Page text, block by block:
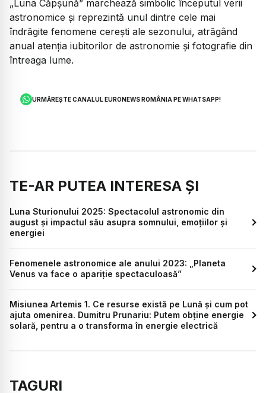
„Luna Căpșună” marchează simbolic începutul verii
astronomice și reprezintă unul dintre cele mai
îndrăgite fenomene cerești ale sezonului, atrăgând
anual atenția iubitorilor de astronomie și fotografie din
întreaga lume.
URMĂREȘTE CANALUL EURONEWS ROMÂNIA PE WHATSAPP!
TE-AR PUTEA INTERESA ȘI
Luna Sturionului 2025: Spectacolul astronomic din
august și impactul său asupra somnului, emoțiilor și
energiei
Fenomenele astronomice ale anului 2023: „Planeta
Venus va face o apariție spectaculoasă”
Misiunea Artemis 1. Ce resurse există pe Lună și cum pot
ajuta omenirea. Dumitru Prunariu: Putem obține energie
solară, pentru a o transforma în energie electrică
TAGURI